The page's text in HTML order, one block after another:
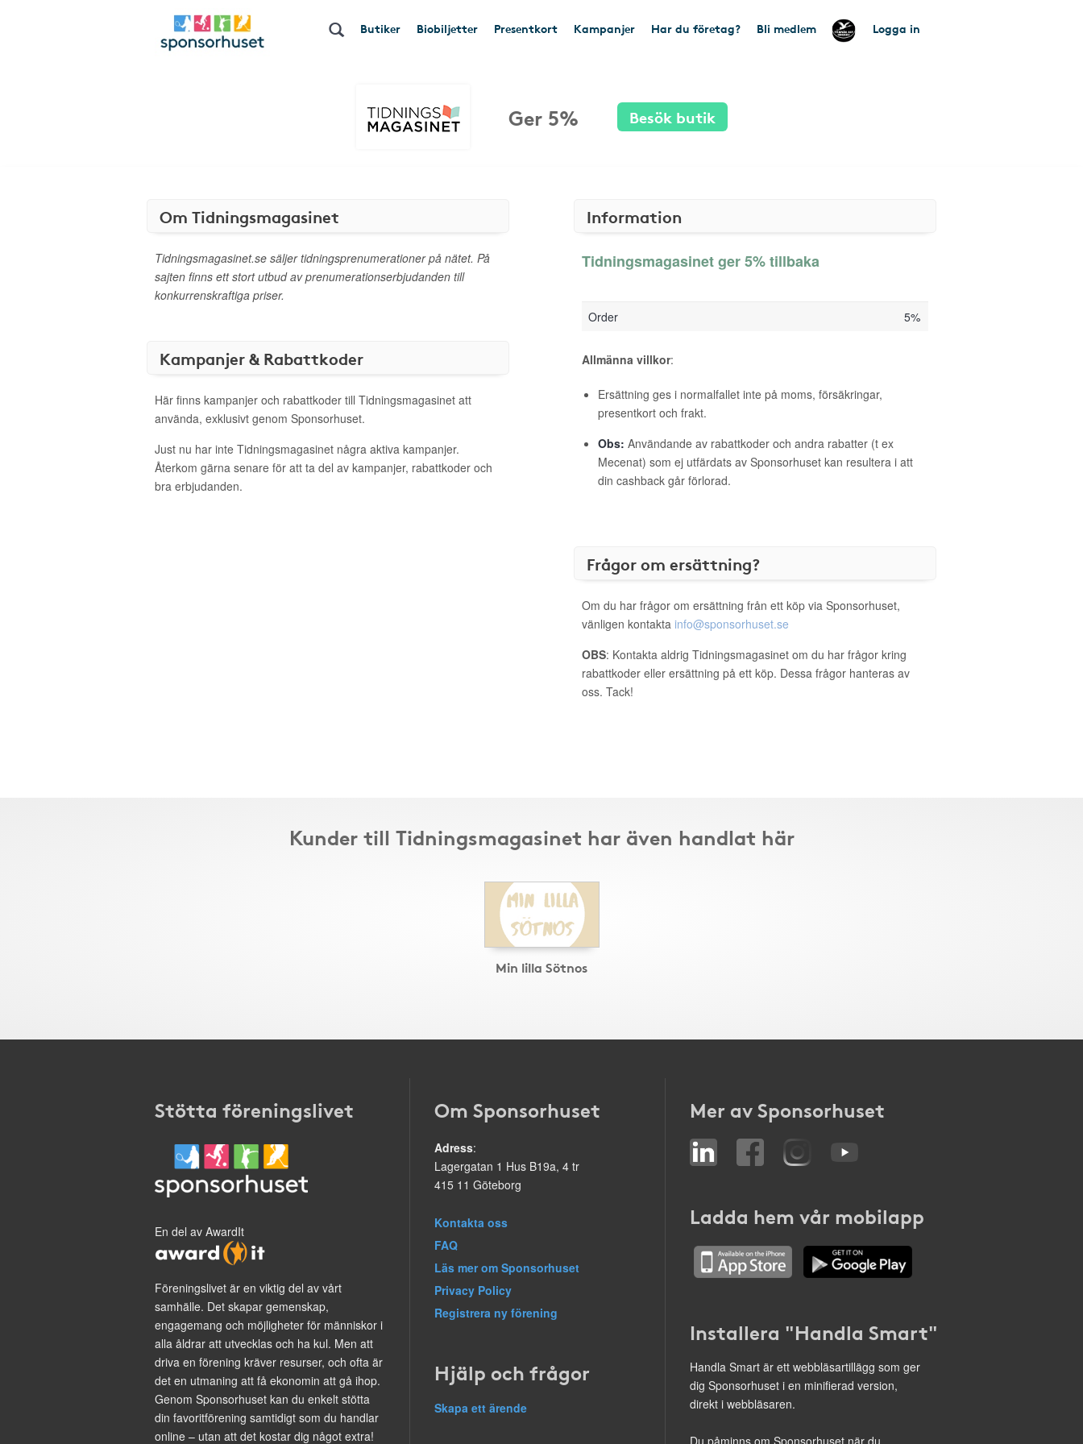
Butiker Biobiljetter Presentkort Kampanjer Har du företag? Bli medlem Logga in
Ger 5% Besök butik
Om Tidningsmagasinet
Tidningsmagasinet.se säljer tidningsprenumerationer på nätet. På
sajten finns ett stort utbud av prenumerationserbjudanden till
konkurrenskraftiga priser.
Kampanjer & Rabattkoder
Här finns kampanjer och rabattkoder till Tidningsmagasinet att
använda, exklusivt genom Sponsorhuset.
Just nu har inte Tidningsmagasinet några aktiva kampanjer.
Återkom gärna senare för att ta del av kampanjer, rabattkoder och
bra erbjudanden.
Information
Tidningsmagasinet ger 5% tillbaka
Order 5%
Allmänna villkor:
Ersättning ges i normalfallet inte på moms, försäkringar,
presentkort och frakt.
Obs: Användande av rabattkoder och andra rabatter (t ex
Mecenat) som ej utfärdats av Sponsorhuset kan resultera i att
din cashback går förlorad.
Frågor om ersättning?
Om du har frågor om ersättning från ett köp via Sponsorhuset,
vänligen kontakta info@sponsorhuset.se
OBS: Kontakta aldrig Tidningsmagasinet om du har frågor kring
rabattkoder eller ersättning på ett köp. Dessa frågor hanteras av
oss. Tack!
Kunder till Tidningsmagasinet har även handlat här
Min lilla Sötnos
Stötta föreningslivet
En del av AwardIt
Föreningslivet är en viktig del av vårt
samhälle. Det skapar gemenskap,
engagemang och möjligheter för människor i
alla åldrar att utvecklas och ha kul. Men att
driva en förening kräver resurser, och ofta är
det en utmaning att få ekonomin att gå ihop.
Genom Sponsorhuset kan du enkelt stötta
din favoritförening samtidigt som du handlar
online – utan att det kostar dig något extra!
Om Sponsorhuset
Adress:
Lagergatan 1 Hus B19a, 4 tr
415 11 Göteborg
Kontakta oss
FAQ
Läs mer om Sponsorhuset
Privacy Policy
Registrera ny förening
Hjälp och frågor
Skapa ett ärende
Mer av Sponsorhuset
Ladda hem vår mobilapp
Installera "Handla Smart"
Handla Smart är ett webbläsartillägg som ger
dig Sponsorhuset i en minifierad version,
direkt i webbläsaren.